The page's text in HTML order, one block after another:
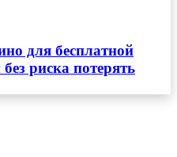
для бесплатной
риска потерять